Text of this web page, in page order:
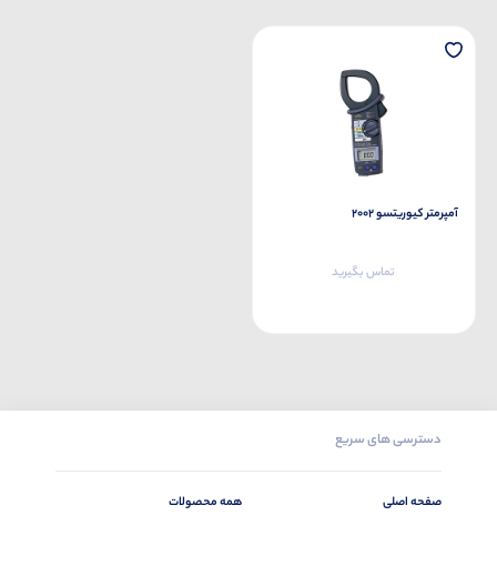
آمپرمتر کیوریتسو 2002
تماس بگیرید
دسترسی های سریع
صفحه اصلی همه محصولات